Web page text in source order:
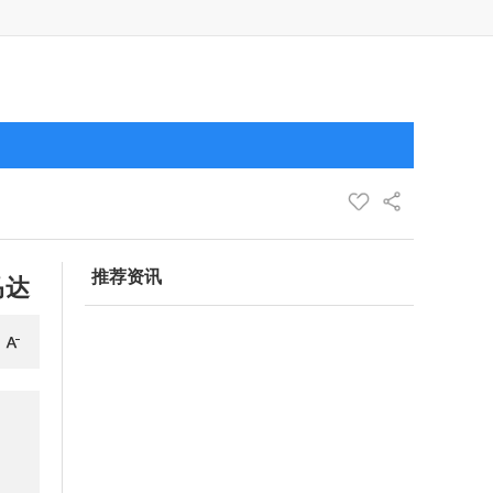
达 推荐资讯